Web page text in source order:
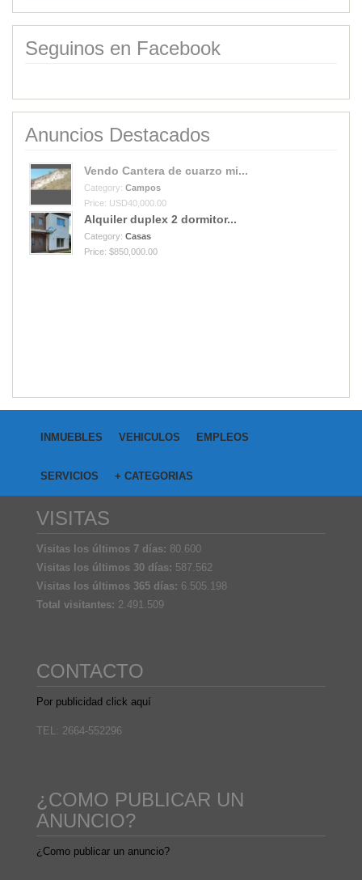
Seguinos en Facebook
Anuncios Destacados
Vendo Cantera de cuarzo mi...
Category: Campos
Price: USD40,000.00
Alquiler duplex 2 dormitor...
Category: Casas
Price: $850,000.00
INMUEBLES VEHICULOS EMPLEOS
SERVICIOS + CATEGORIAS
VISITAS
Visitas los últimos 7 días: 80.600
Visitas los últimos 30 días: 587.562
Visitas los últimos 365 días: 6.505.198
Total visitantes: 2.491.509
CONTACTO
Por publicidad click aquí
TEL: 2664-552296
¿COMO PUBLICAR UN
ANUNCIO?
¿Como publicar un anuncio?